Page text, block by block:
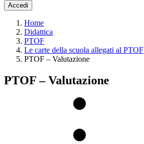
Accedi
Home
Didattica
PTOF
Le carte della scuola allegati al PTOF
PTOF – Valutazione
PTOF – Valutazione